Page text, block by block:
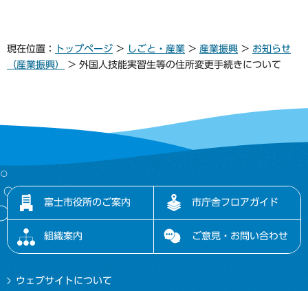
現在位置： トップページ > しごと・産業 > 産業振興 > お知らせ
（産業振興）
> 外国人技能実習生等の住所変更手続きについて
富士市役所のご案内 市庁舎フロアガイド
組織案内 ご意見・お問い合わせ
ウェブサイトについて